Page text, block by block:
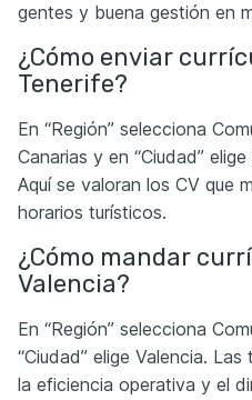
gentes y buena gestión en
¿Cómo enviar
Tenerife?
En “Región” selecciona
Canarias y en “Ciudad”
Aquí se valoran los CV que
horarios turísticos.
¿Cómo mandar
Valencia?
En “Región” selecciona
“Ciudad” elige Valencia.
la eficiencia operativa y el